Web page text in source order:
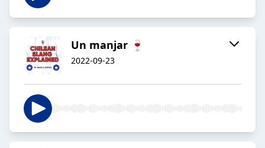
Un manjar 🍷
2022-09-23